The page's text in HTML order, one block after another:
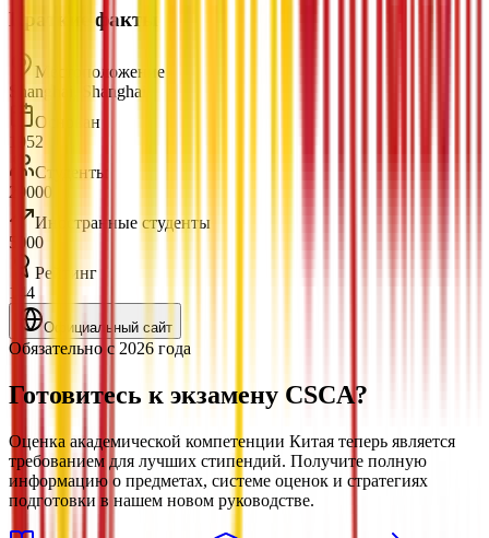
Краткие факты
Местоположение
Shanghai, Shanghai
Основан
1952
Студенты
29000
Иностранные студенты
5000
Рейтинг
144
Официальный сайт
Обязательно с 2026 года
Готовитесь к экзамену CSCA?
Оценка академической компетенции Китая теперь является
требованием для лучших стипендий. Получите полную
информацию о предметах, системе оценок и стратегиях
подготовки в нашем новом руководстве.